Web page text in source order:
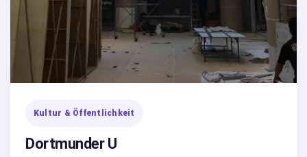
Kultur & Öffentlichkeit
Dortmunder U